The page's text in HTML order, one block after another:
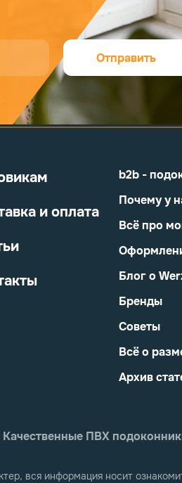
Отправить
и оплата
b2b -
Почему у
Всё про
Блог о
Бренды
Советы
Всё о
Архив
ПВХ
вся информация носит